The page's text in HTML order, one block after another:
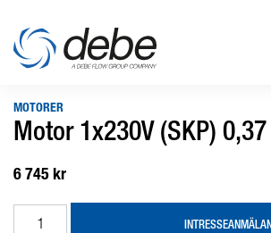
MOTORER
Motor 1x230V (SKP)
6 745 kr